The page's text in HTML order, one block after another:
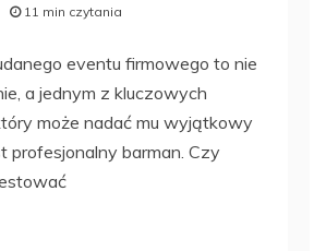
11 min czytania
eventu firmowego to nie
a jednym z kluczowych
może nadać mu wyjątkowy
profesjonalny barman. Czy